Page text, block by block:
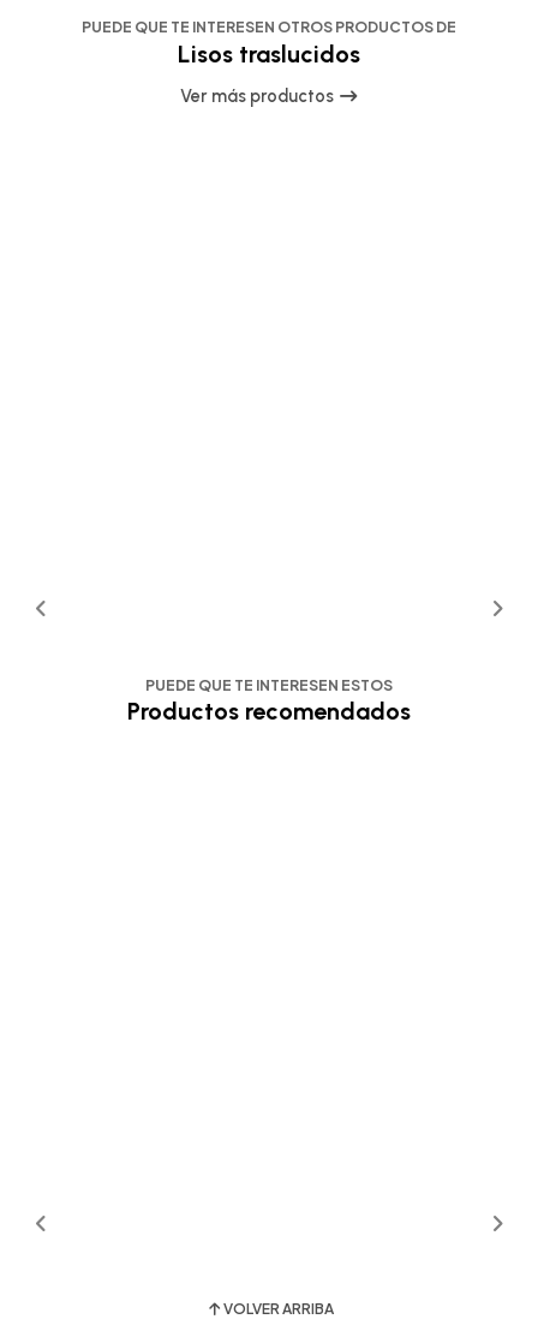
PUEDE QUE TE INTERESEN OTROS PRODUCTOS DE
Lisos traslucidos
Ver más productos
PUEDE QUE TE INTERESEN ESTOS
Productos recomendados
VOLVER ARRIBA